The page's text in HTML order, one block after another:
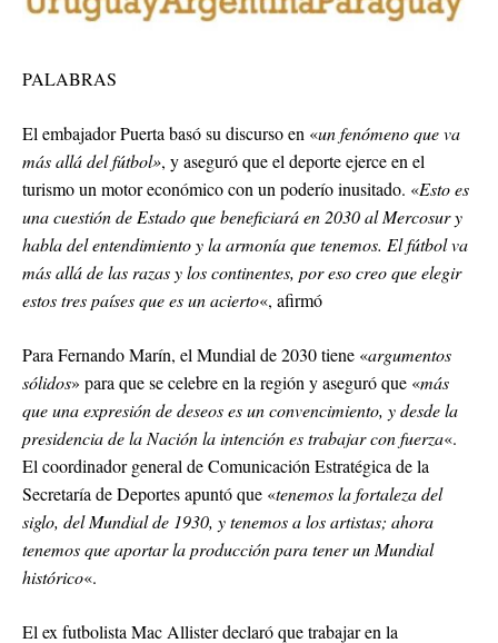
PALABRAS
El embajador Puerta basó su discurso en «un fenómeno que va
más allá del fútbol», y aseguró que el deporte ejerce en el
turismo un motor económico con un poderío inusitado. «Esto es
una cuestión de Estado que beneficiará en 2030 al Mercosur y
habla del entendimiento y la armonía que tenemos. El fútbol va
más allá de las razas y los continentes, por eso creo que elegir
estos tres países que es un acierto«, afirmó
Para Fernando Marín, el Mundial de 2030 tiene «argumentos
sólidos» para que se celebre en la región y aseguró que «más
que una expresión de deseos es un convencimiento, y desde la
presidencia de la Nación la intención es trabajar con fuerza«.
El coordinador general de Comunicación Estratégica de la
Secretaría de Deportes apuntó que «tenemos la fortaleza del
siglo, del Mundial de 1930, y tenemos a los artistas; ahora
tenemos que aportar la producción para tener un Mundial
histórico«.
El ex futbolista Mac Allister declaró que trabajar en la